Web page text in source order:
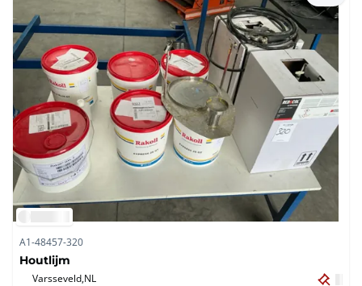
A1-48457-320
Houtlijm
Varsseveld,NL